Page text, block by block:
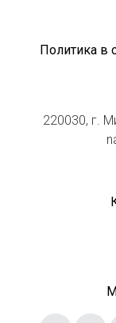
Политика в
220030, г.